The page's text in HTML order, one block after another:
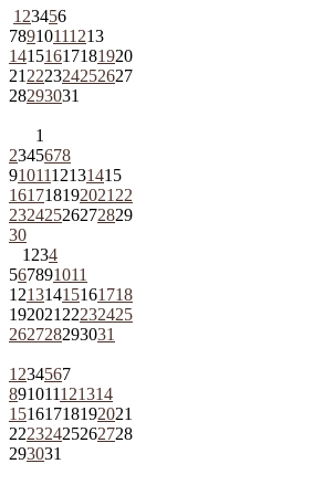
1 23456
78910111213
14151617181920
21 222324252627
28293031
1
2345678
9101112131415
161718192021 22
23242526272829
30
1 234
567891011
12131415161718
192021 22232425
262728293031
1 234567
891011121314
15161718192021
22232425262728
293031